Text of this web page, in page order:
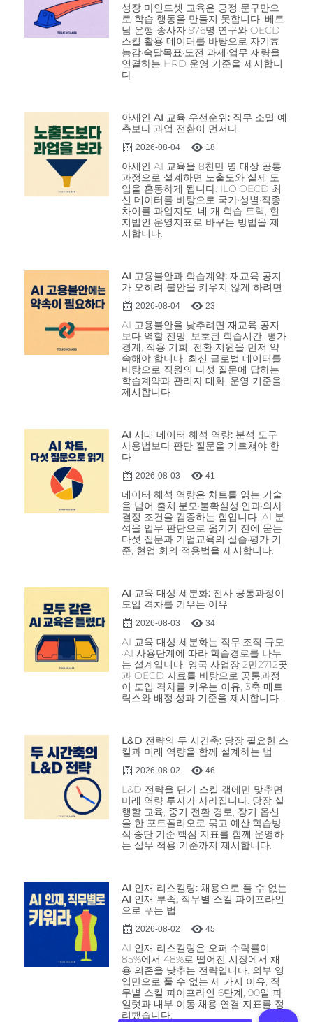
성장 마인드셋 교육은 긍정 문구만으
로 학습 행동을 만들지 못합니다. 베트
남 은행 종사자 976명 연구와 OECD
스킬 활용 데이터를 바탕으로 자기효
능감·숙달목표·도전 과제·업무 재량을
연결하는 HRD 운영 기준을 제시합니
다.
아세안 AI 교육 우선순위: 직무 소멸 예
측보다 과업 전환이 먼저다
2026-08-04 18
아세안 AI 교육을 8천만 명 대상 공통
과정으로 설계하면 노출도와 실제 도
입을 혼동하게 됩니다. ILO·OECD 최
신 데이터를 바탕으로 국가·성별·직종
차이를 과업지도, 네 개 학습 트랙, 현
지법인 운영지표로 바꾸는 방법을 제
시합니다.
AI 고용불안과 학습계약: 재교육 공지
가 오히려 불안을 키우지 않게 하려면
2026-08-04 23
AI 고용불안을 낮추려면 재교육 공지
보다 역할 전망, 보호된 학습시간, 평가
경계, 적용 기회, 전환 지원을 먼저 약
속해야 합니다. 최신 글로벌 데이터를
바탕으로 직원의 다섯 질문에 답하는
학습계약과 관리자 대화, 운영 기준을
제시합니다.
AI 시대 데이터 해석 역량: 분석 도구
사용법보다 판단 질문을 가르쳐야 한
다
2026-08-03 41
데이터 해석 역량은 차트를 읽는 기술
을 넘어 출처·분모·불확실성·인과·의사
결정 조건을 검증하는 힘입니다. AI 분
석을 업무 판단으로 옮기기 전에 묻는
다섯 질문과 기업교육의 실습·평가 기
준, 현업 회의 적용법을 제시합니다.
AI 교육 대상 세분화: 전사 공통과정이
도입 격차를 키우는 이유
2026-08-03 34
AI 교육 대상 세분화는 직무·조직 규모
·AI 사용단계에 따라 학습경로를 나누
는 설계입니다. 영국 사업장 2만2712곳
과 OECD 자료를 바탕으로 공통과정
이 도입 격차를 키우는 이유, 3축 매트
릭스와 배정·성과 기준을 제시합니다.
L&D 전략의 두 시간축: 당장 필요한 스
킬과 미래 역량을 함께 설계하는 법
2026-08-02 46
L&D 전략을 단기 스킬 갭에만 맞추면
미래 역량 투자가 사라집니다. 당장 실
행할 교육, 중기 전환 경로, 장기 옵션
을 한 포트폴리오로 묶고 예산·학습방
식·중단 기준·핵심 지표를 함께 운영하
는 실무 적용 기준까지 제시합니다.
AI 인재 리스킬링: 채용으로 풀 수 없는
AI 인재 부족, 직무별 스킬 파이프라인
으로 푸는 법
2026-08-02 45
AI 인재 리스킬링은 오퍼 수락률이
85%에서 48%로 떨어진 시장에서 채
용 의존을 낮추는 전략입니다. 외부 영
입만으로 풀 수 없는 세 가지 이유, 직
무별 스킬 파이프라인 6단계, 90일 파
일럿과 내부 이동·채용 연결 지표를 정
리했습니다.